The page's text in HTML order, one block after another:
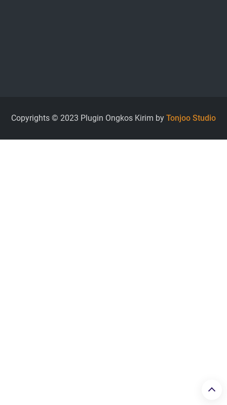
Copyrights © 2023 Plugin Ongkos Kirim by Tonjoo Studio